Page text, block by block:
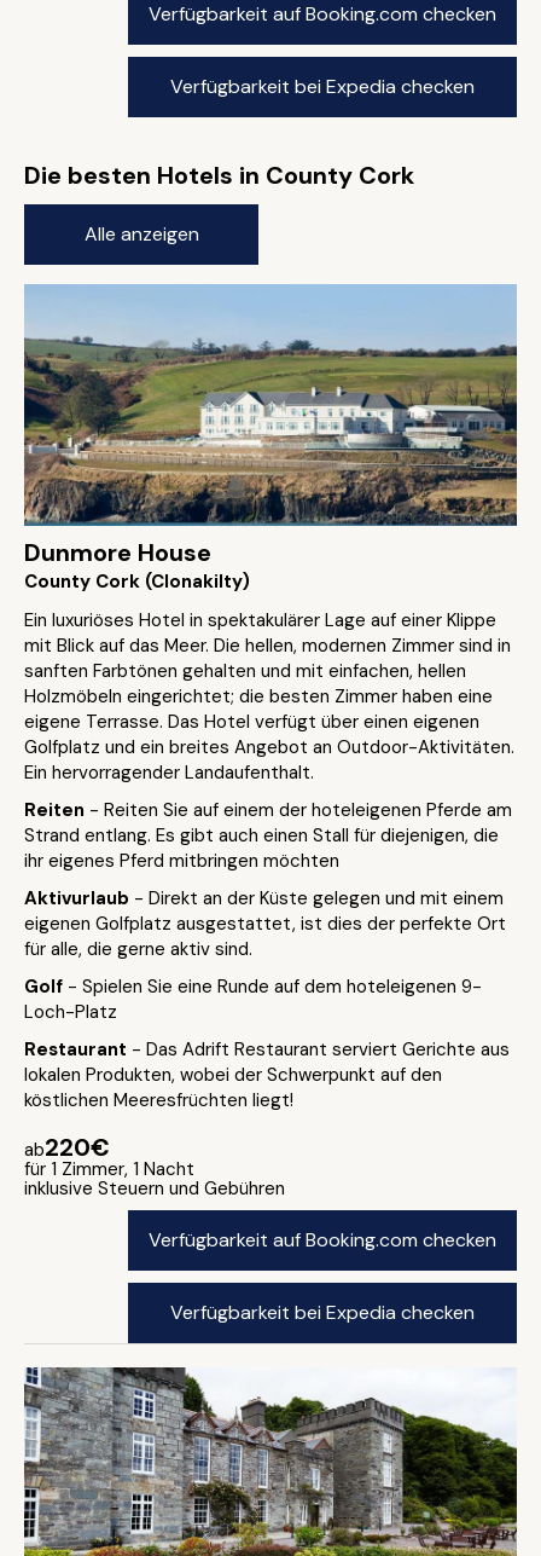
Verfügbarkeit auf Booking.com checken
Verfügbarkeit bei Expedia checken
Die besten Hotels in County Cork
Alle anzeigen
Dunmore House
County Cork (Clonakilty)
Ein luxuriöses Hotel in spektakulärer Lage auf einer Klippe
mit Blick auf das Meer. Die hellen, modernen Zimmer sind in
sanften Farbtönen gehalten und mit einfachen, hellen
Holzmöbeln eingerichtet; die besten Zimmer haben eine
eigene Terrasse. Das Hotel verfügt über einen eigenen
Golfplatz und ein breites Angebot an Outdoor-Aktivitäten.
Ein hervorragender Landaufenthalt.
Reiten - Reiten Sie auf einem der hoteleigenen Pferde am
Strand entlang. Es gibt auch einen Stall für diejenigen, die
ihr eigenes Pferd mitbringen möchten
Aktivurlaub - Direkt an der Küste gelegen und mit einem
eigenen Golfplatz ausgestattet, ist dies der perfekte Ort
für alle, die gerne aktiv sind.
Golf - Spielen Sie eine Runde auf dem hoteleigenen 9-
Loch-Platz
Restaurant - Das Adrift Restaurant serviert Gerichte aus
lokalen Produkten, wobei der Schwerpunkt auf den
köstlichen Meeresfrüchten liegt!
ab220€
für 1 Zimmer, 1 Nacht
inklusive Steuern und Gebühren
Verfügbarkeit auf Booking.com checken
Verfügbarkeit bei Expedia checken